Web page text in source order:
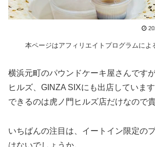
本ページはアフィリエイトプログラムによ
横浜元町のパウンドケーキ屋さんです
ヒルズ、GINZA SIXにも出店していま
できるのは虎ノ門ヒルズ店だけなので
いちばんの注目は、イートイン限定の
はないでしょうか。